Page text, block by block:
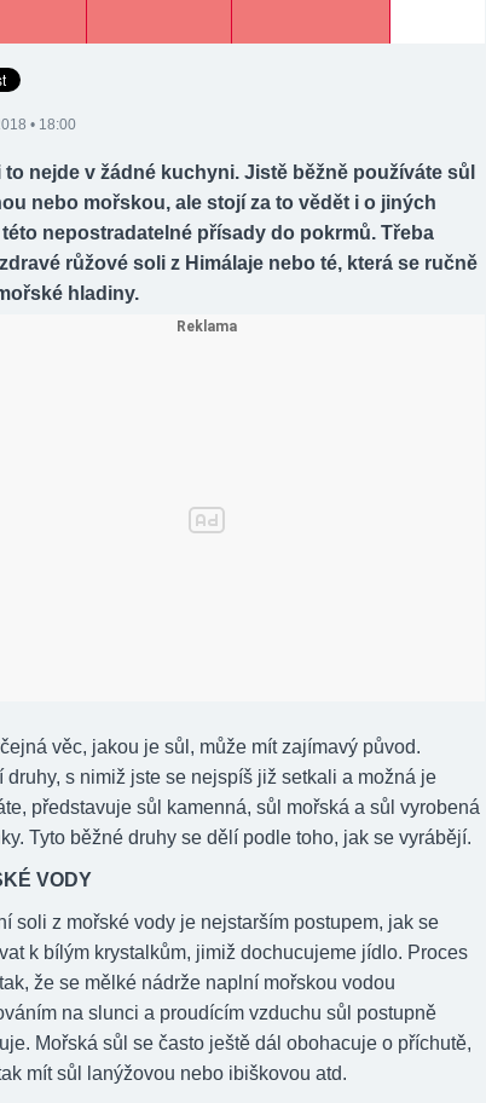
• 18:00
to nejde v žádné kuchyni. Jistě běžně používáte sůl
nebo mořskou, ale stojí za to vědět i o jiných
nepostradatelné přísady do pokrmů. Třeba
růžové soli z Himálaje nebo té, která se ručně
hladiny.
věc, jakou je sůl, může mít zajímavý původ.
druhy, s nimiž jste se nejspíš již setkali a možná je
představuje sůl kamenná, sůl mořská a sůl vyrobená
Tyto běžné druhy se dělí podle toho, jak se vyrábějí.
VODY
soli z mořské vody je nejstarším postupem, jak se
k bílým krystalkům, jimiž dochucujeme jídlo. Proces
že se mělké nádrže naplní mořskou vodou
na slunci a proudícím vzduchu sůl postupně
Mořská sůl se často ještě dál obohacuje o příchutě,
mít sůl lanýžovou nebo ibiškovou atd.